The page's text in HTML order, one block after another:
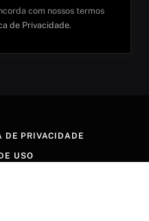
com nossos termos
de Privacidade.
DE PRIVACIDADE
USO